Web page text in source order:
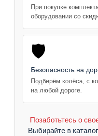
При покупке
оборудовании со
🛡️
Безопасность на
Подберём колёса, с
на любой дороге.
Позаботьтесь о
Выбирайте в